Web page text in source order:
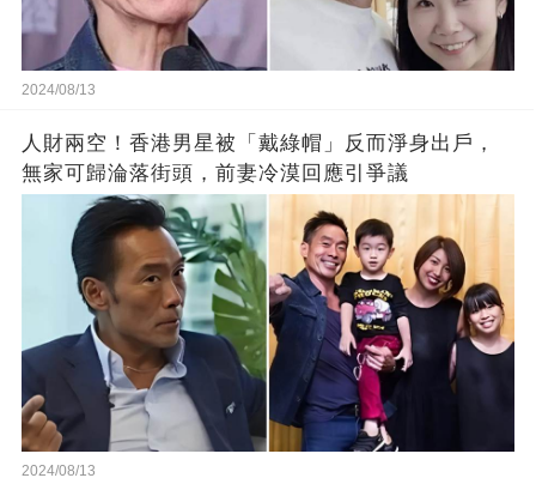
2024/08/13
人財兩空！香港男星被「戴綠帽」反而淨身出戶，
無家可歸淪落街頭，前妻冷漠回應引爭議
2024/08/13